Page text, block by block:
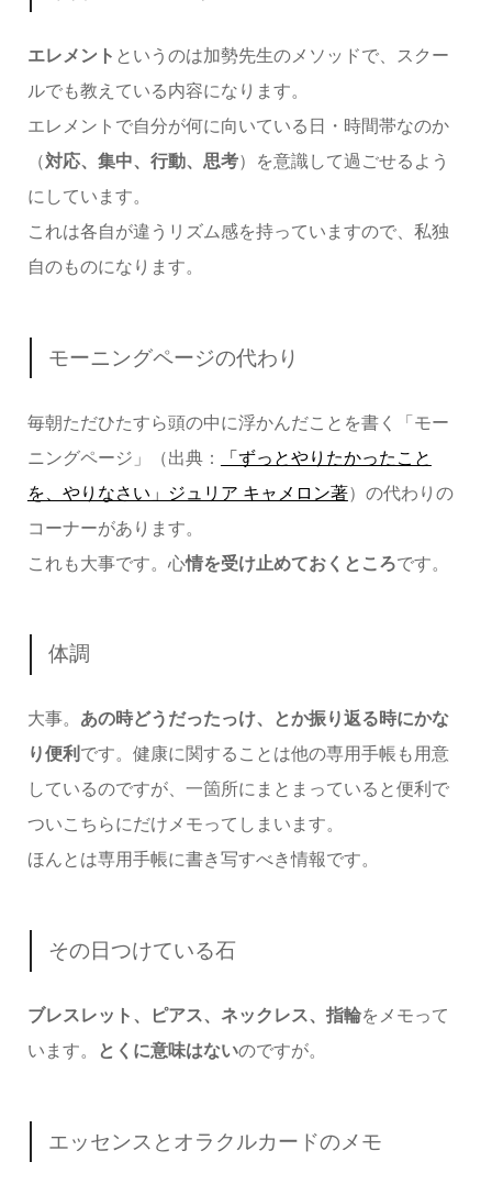
エレメント というのは加勢先生のメソッドで、スクー
ルでも教えている内容になります。
エレメントで自分が何に向いている日・時間帯なのか
（対応、集中、行動、思考）を意識して過ごせるよう
にしています。
これは各自が違うリズム感を持っていますので、私独
自のものになります。
モーニングページの代わり
毎朝ただひたすら頭の中に浮かんだことを書く「モー
ニングページ」（出典：
「ずっとやりたかったこと
を、やりなさい」ジュリア キャメロン著）の代わりの
コーナーがあります。
これも大事です。心情を受け止めておくところです。
体調
大事。 あの時どうだったっけ、とか振り返る時にかな
り便利 です。健康に関することは他の専用手帳も用意
しているのですが、一箇所にまとまっていると便利で
ついこちらにだけメモってしまいます。
ほんとは専用手帳に書き写すべき情報です。
その日つけている石
ブレスレット、ピアス、ネックレス、指輪をメモって
います。
とくに意味はないのですが。
エッセンスとオラクルカードのメモ